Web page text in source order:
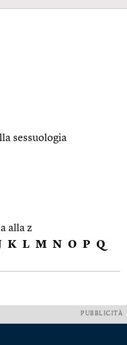
sessuologia
alla z
K L M N O P Q
PUBBLICITÀ